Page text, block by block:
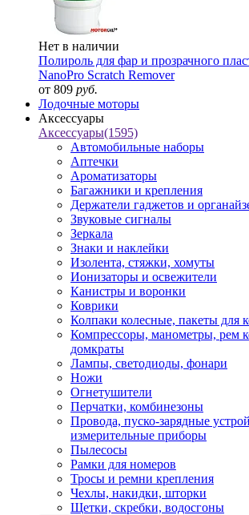
Нет в наличии
Полироль для фар и прозрачного
NanoPro Scratch Remover
от 809 руб.
Лодочные моторы
Аксессуары
Аксессуары(1595)
Автомобильные наборы
Аптечки
Ароматизаторы
Багажники и крепления
Держатели гаджетов и
Звуковые сигналы
Зеркала
Знаки и наклейки
Изолента, стяжки, хомуты
Ионизаторы и освежители
Канистры и воронки
Коврики
Колпаки колесные, пакеты для
Компрессоры, манометры, рем
домкраты
Лампы, светодиоды, фонари
Ножи
Огнетушители
Перчатки, комбинезоны
Провода, пуско-зарядные
измерительные приборы
Пылесосы
Рамки для номеров
Тросы и ремни крепления
Чехлы, накидки, шторки
Щетки, скребки, водосгоны